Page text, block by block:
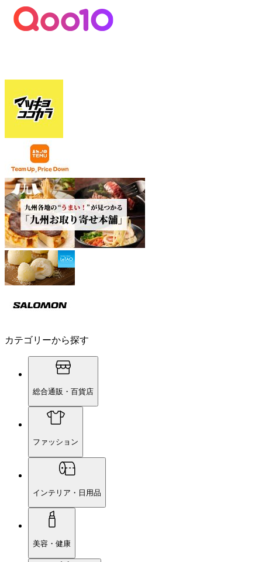
カテゴリーから探す
総合通販・百貨店
ファッション
インテリア・日用品
美容・健康